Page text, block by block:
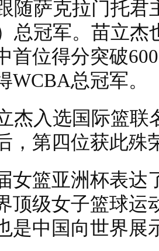
随萨克拉门托
总冠军。苗立杰
首位得分突破
WCBA总冠军。
杰入选国际篮
，第四位获此殊
女篮亚洲杯表达
顶级女子篮球运
是中国向世界展